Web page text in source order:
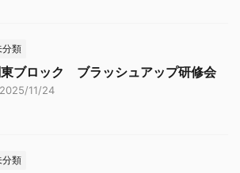
分類
東ブロック ブラッシュアップ研修会
2025/11/24
分類